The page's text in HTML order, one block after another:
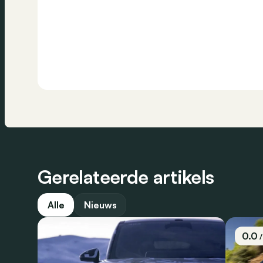
Gerelateerde artikels
Alle Nieuws
0.0